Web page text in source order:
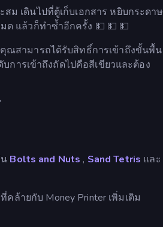
ม เดินไปที่ตู้เก็บเอกสาร หยิบกระดาษ
แล้วก็ทำซ้ำอีกครั้ง 💵 💵 💵
ณสามารถได้รับสิทธิ์การเข้าถึงขั้นพื้น
ารเข้าถึงถัดไปคือสีเขียวและต้อง
Bolts and Nuts , Sand Tetris และ
ล้ายกับ Money Printer เพิ่มเติม